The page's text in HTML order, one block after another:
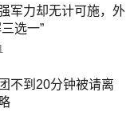
军力却无计可施，外
选一”
不到20分钟被请离